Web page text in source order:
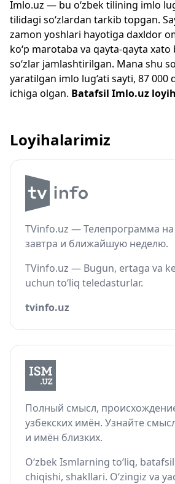
Imlo.uz — bu o‘zbek tilining imlo
tilidagi so‘zlardan tarkib topgan.
zamon yoshlari hayotiga daxldor
ko‘p marotaba va qayta-qayta
so‘zlar jamlashtirilgan. Mana shu
yaratilgan imlo lug‘ati sayti, 87 000
ichiga olgan. Batafsil Imlo.uz
Loyihalarimiz
TVinfo.uz — Телепрограмма на
завтра и ближайшую неделю.
TVinfo.uz — Bugun, ertaga va
uchun to‘liq teledasturlar.
tvinfo.uz
Полный смысл,
узбекских имён. Узнайте
и имён близких.
O‘zbek Ismlarning to‘liq,
chiqishi, shakllari. O‘zingiz va